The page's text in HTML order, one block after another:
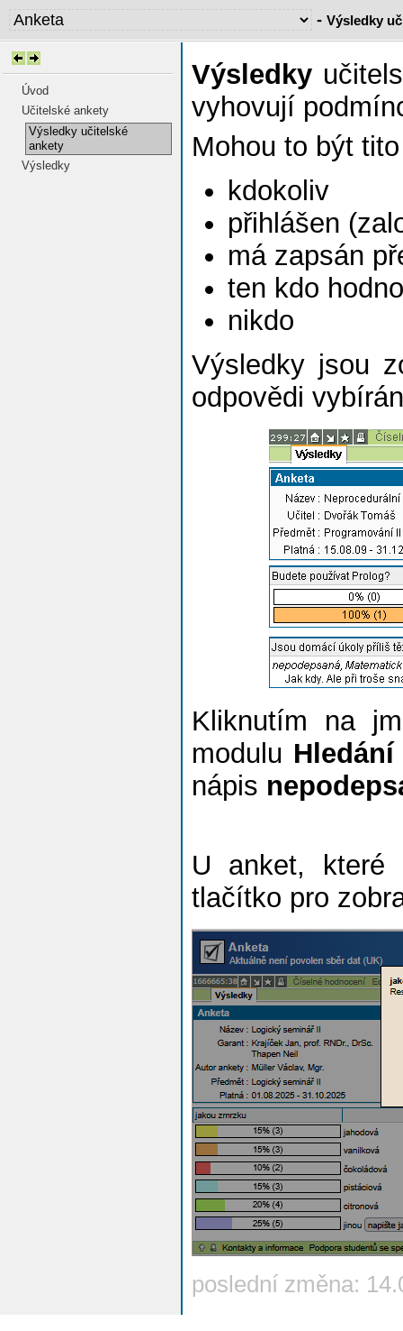
- Výsledky
Úvod
Učitelské ankety
Výsledky učitelské
ankety
Výsledky
Výsledky
vyhovují
Mohou to být
kdokoliv
přihlášen
má zapsán
ten kdo
nikdo
Výsledky jsou
odpovědi
Kliknutím na
modulu
nápis
U anket, které
tlačítko pro
poslední změna: